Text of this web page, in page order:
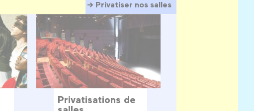
Privatiser nos salles
Privatisations de